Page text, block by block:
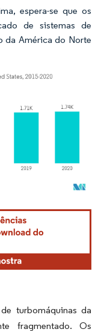
espera-se que os
de sistemas de
da América do Norte
conforme CC BY 4.0.
turbomáquinas da
fragmentado. Os